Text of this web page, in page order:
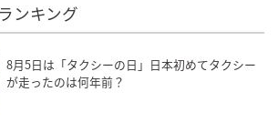
ンキング
8月5日は「タクシーの日」日本初めてタクシー
が走ったのは何年前？